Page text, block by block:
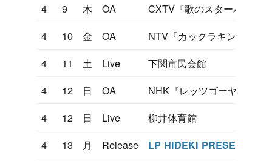
4
9 木 OA
CXTV『歌のスターパレー
4
10 金 OA
NTV『カックラキン大放送
4
11 土 Live
下関市民会館
4
12 日 OA
NHK『レッツゴーヤング』
4
12 日 Live
柳井体育館
4
13 月 Release LP HIDEKI PRESENT 30